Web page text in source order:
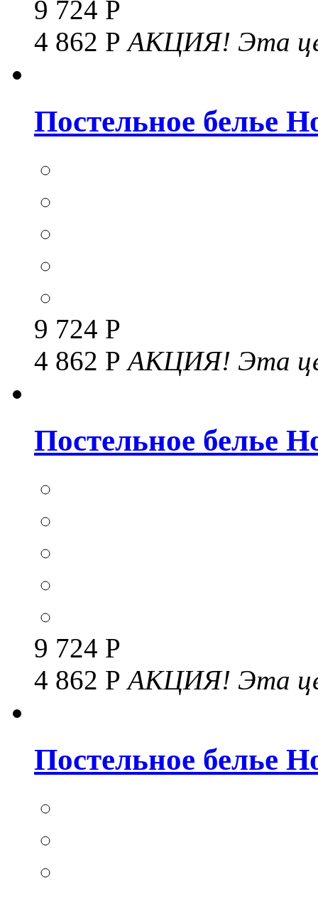
9 724 Р
4 862 РАКЦИЯ! Эта
Постельное белье
9 724 Р
4 862 РАКЦИЯ! Эта
Постельное белье
9 724 Р
4 862 РАКЦИЯ! Эта
Постельное белье